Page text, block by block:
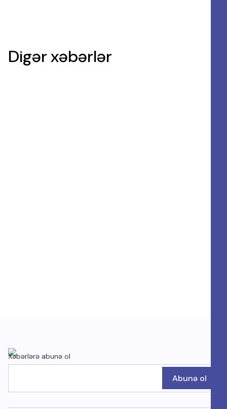
Digər xəbərlər
Xəbərlərə abunə ol
Abunə ol